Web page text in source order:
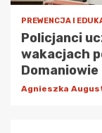
PREWENCJA I
Policjanci
wakacjach
Domaniowie
Agnieszka